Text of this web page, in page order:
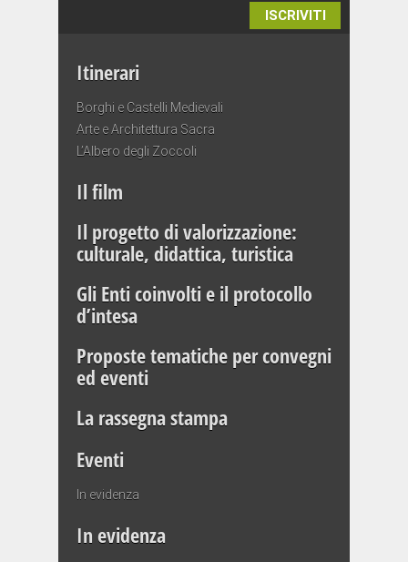
ISCRIVITI
Itinerari
Borghi e Castelli Medievali
Arte e Architettura Sacra
L’Albero degli Zoccoli
Il film
Il progetto di valorizzazione:
culturale, didattica, turistica
Gli Enti coinvolti e il protocollo
d’intesa
Proposte tematiche per convegni
ed eventi
La rassegna stampa
Eventi
In evidenza
In evidenza